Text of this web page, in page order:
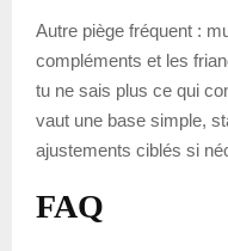
Autre piège fréquent :
compléments et les
tu ne sais plus ce qui
vaut une base simple,
ajustements ciblés si
FAQ